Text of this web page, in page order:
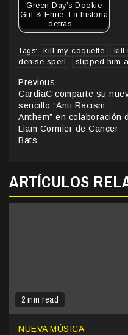
Green Day’s Dookie
Girl & Ernie: La historia
detrás…
Tags: kill my coquette kill
denise sperl
slipped him
Continue
Reading
Previous
CardiaC comparte su
sencillo “Anti Racism
Anthem” en colaboración
Liam Cormier de Cancer
Bats
ARTÍCULOS
2 min read
NUEVA MÚSICA